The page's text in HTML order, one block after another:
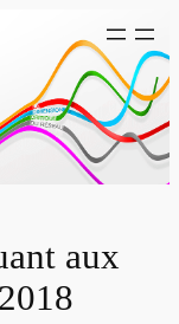
aux